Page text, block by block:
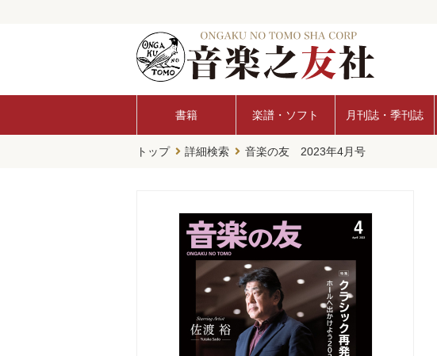
書籍 楽譜・ソフト 月刊誌・季刊誌
トップ 詳細検索 音楽の友 2023年4月号